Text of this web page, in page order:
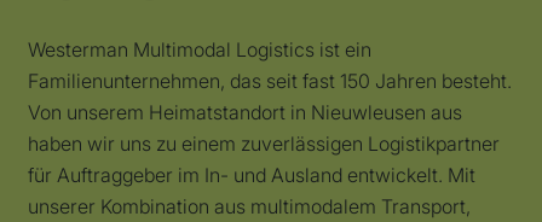
Westerman Multimodal Logistics ist ein
Familienunternehmen, das seit fast 150 Jahren besteht.
Von unserem Heimatstandort in Nieuwleusen aus
haben wir uns zu einem zuverlässigen Logistikpartner
für Auftraggeber im In- und Ausland entwickelt. Mit
unserer Kombination aus multimodalem Transport,